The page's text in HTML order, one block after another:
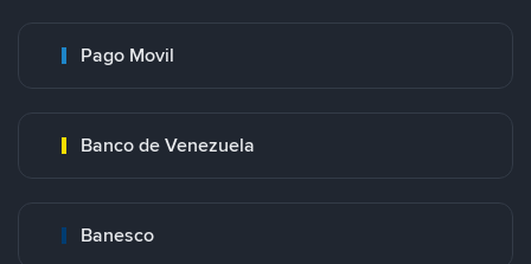
Pago Movil
Banco de Venezuela
Banesco